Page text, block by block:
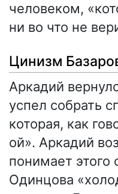
человеком,
ни во что не
Цинизм
Аркадий
успел собрать
которая, как
ой». Аркадий
понимает этого
Одинцова